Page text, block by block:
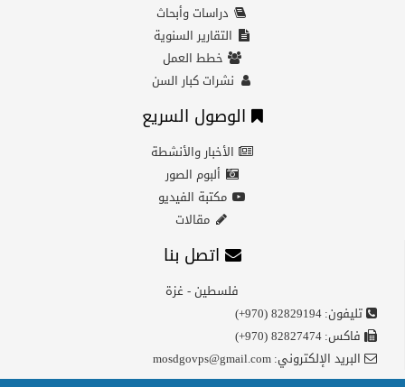
دراسات وأبحاث
التقارير السنوية
خطط العمل
نشرات كبار السن
الوصول السريع
الأخبار والأنشطة
ألبوم الصور
مكتبة الفيديو
مقالات
اتصل بنا
فلسطين - غزة
تليفون:(+970) 82829194
فاكس:(+970) 82827474
البريد الإلكتروني:mosdgovps@gmail.com